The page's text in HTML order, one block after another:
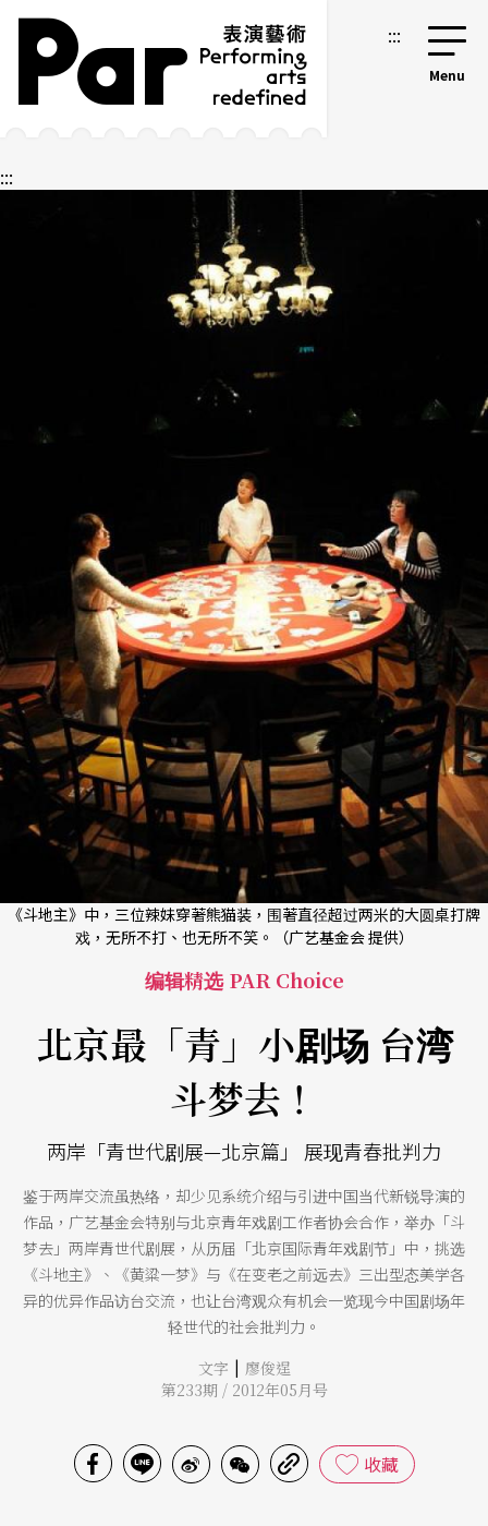
跳到主要内容区块
网站导览 :::
:::
《斗地主》中，三位辣妹穿著熊猫装，围著直径超过两米的大圆桌打牌
戏，无所不打、也无所不笑。（广艺基金会 提供）
编辑精选 PAR Choice
北京最「青」小剧场 台湾
斗梦去！
两岸「青世代剧展—北京篇」 展现青春批判力
鉴于两岸交流虽热络，却少见系统介绍与引进中国当代新锐导演的
作品，广艺基金会特别与北京青年戏剧工作者协会合作，举办「斗
梦去」两岸青世代剧展，从历届「北京国际青年戏剧节」中，挑选
《斗地主》、《黄粱一梦》与《在变老之前远去》三出型态美学各
异的优异作品访台交流，也让台湾观众有机会一览现今中国剧场年
轻世代的社会批判力。
文字 | 廖俊逞
第233期 / 2012年05月号
收藏